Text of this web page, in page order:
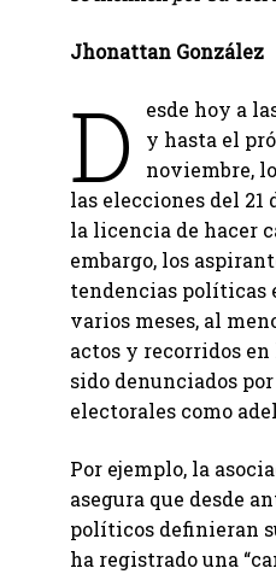
Jhonattan González
D
esde hoy a
y hasta el
noviembre,
las elecciones del
la licencia de hacer
embargo, los
tendencias políticas
varios meses, al
actos y recorridos
sido denunciados
electorales como
Por ejemplo, la
asegura que desde
políticos definieran
ha registrado una